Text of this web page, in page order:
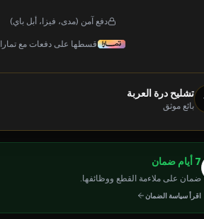
دفع آمن (مدى، فيزا، أبل باي)
قسطها على دفعات مع تمارا
تشليح درة العربة
بائع موثق
7 أيام ضمان
ضمان على ملاءمة القطع ووظائفها.
اقرأ سياسة الضمان